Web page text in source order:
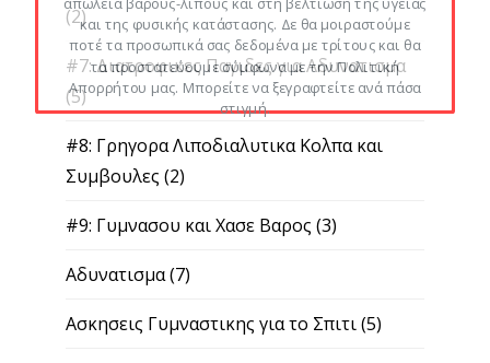
(2)
#7: Διατροφικες Παγιδες για Αδυνατισμα
(5)
#8: Γρηγορα Λιποδιαλυτικα Κολπα και
Συμβουλες (2)
#9: Γυμνασου και Χασε Βαρος (3)
Αδυνατισμα(7)
Ασκησεις Γυμναστικης για το Σπιτι(5)
και της φυσικής κατάστασης. Δε θα μοιραστούμε
ποτέ τα προσωπικά σας δεδομένα με τρίτους και θα
τα προστατεύουμε σύμφωνα με την Πολιτική
Απορρήτου μας. Μπορείτε να ξεγραφτείτε ανά πάσα
στιγμή.